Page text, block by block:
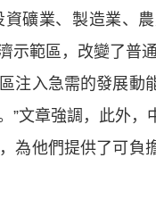
礦業、製造業、
示範區，改變了普
注入急需的發展動
”文章強調，此外
為他們提供了可負